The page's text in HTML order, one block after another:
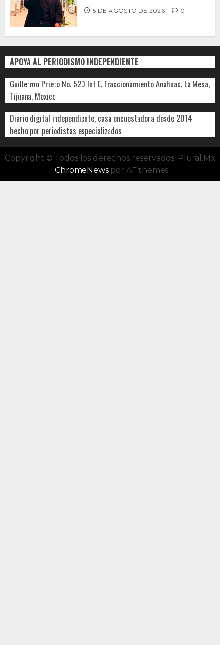
5 DE AGOSTO DE 2026 0
APOYA AL PERIODISMO INDEPENDIENTE
Guillermo Prieto No. 520 Int E, Fraccionamiento Anáhuac, La Mesa,
Tijuana, Mexico
Diario digital independiente, casa encuestadora desde 2014,
hecho por periodistas especializados
Copyright © Todos los derechos reservados. Plural.Mx
ChromeNewspor AF themes.